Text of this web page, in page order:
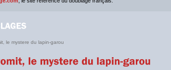
le mystere du lapin-garou